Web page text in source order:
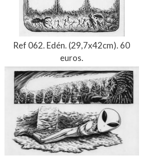
Ref 062. Edén. (29,7x42cm). 60
euros.